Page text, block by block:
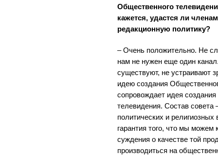
Общественного
кажется, удастся ли
редакционную политику?
– Очень положительно. Не
нам не нужен еще один
существуют, не устраивают
идею создания
сопровождает идея
телевидения. Состав
политических и
гарантия того, что мы можем
суждения о качестве той
производиться на